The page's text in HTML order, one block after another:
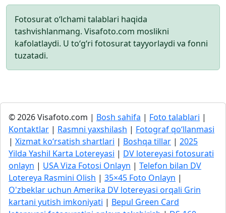
Fotosurat o‘lchami talablari haqida
tashvishlanmang. Visafoto.com moslikni
kafolatlaydi. U to‘g‘ri fotosurat tayyorlaydi va fonni
tuzatadi.
© 2026 Visafoto.com | Bosh sahifa | Foto talablari |
Kontaktlar | Rasmni yaxshilash | Fotograf qo‘llanmasi
| Xizmat ko‘rsatish shartlari | Boshqa tillar | 2025
Yilda Yashil Karta Lotereyasi | DV lotereyasi fotosurati
onlayn | USA Viza Fotosi Onlayn | Telefon bilan DV
Lotereya Rasmini Olish | 35×45 Foto Onlayn |
O'zbeklar uchun Amerika DV lotereyasi orqali Grin
kartani yutish imkoniyati | Bepul Green Card